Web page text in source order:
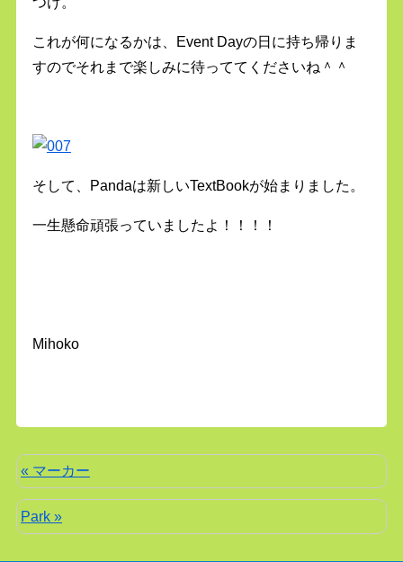
これが何になるかは、Event Dayの日に持ち帰りま
すのでそれまで楽しみに待っててくださいね＾＾
そして、Pandaは新しいTextBookが始まりました。
一生懸命頑張っていましたよ！！！！
Mihoko
« マーカー
Park »